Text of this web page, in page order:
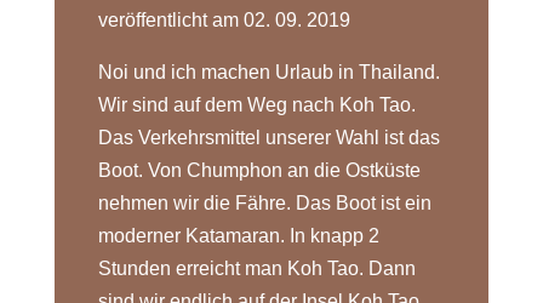
veröffentlicht am 02. 09. 2019
Noi und ich machen Urlaub in Thailand.
Wir sind auf dem Weg nach Koh Tao.
Das Verkehrsmittel unserer Wahl ist das
Boot. Von Chumphon an die Ostküste
nehmen wir die Fähre. Das Boot ist ein
moderner Katamaran. In knapp 2
Stunden erreicht man Koh Tao. Dann